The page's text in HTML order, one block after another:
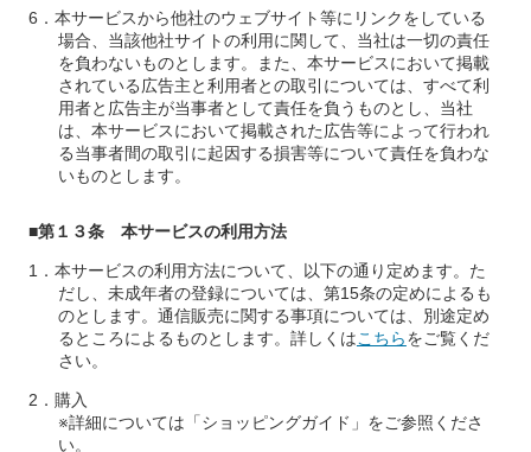
本サービスから他社のウェブサイト等にリンクをしている
場合、当該他社サイトの利用に関して、当社は一切の責任
を負わないものとします。また、本サービスにおいて掲載
されている広告主と利用者との取引については、すべて利
用者と広告主が当事者として責任を負うものとし、当社
は、本サービスにおいて掲載された広告等によって行われ
る当事者間の取引に起因する損害等について責任を負わな
いものとします。
■第１３条 本サービスの利用方法
本サービスの利用方法について、以下の通り定めます。た
だし、未成年者の登録については、第15条の定めによるも
のとします。通信販売に関する事項については、別途定め
るところによるものとします。詳しくはこちらをご覧くだ
さい。
購入
※詳細については「ショッピングガイド」をご参照くださ
い。